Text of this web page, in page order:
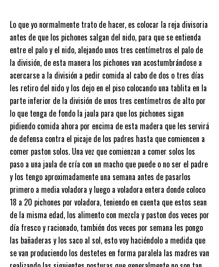
Lo que yo normalmente trato de hacer, es colocar la reja divisoria
antes de que los pichones salgan del nido, para que se entienda
entre el palo y el nido, alejando unos tres centímetros el palo de
la división, de esta manera los pichones van acostumbrándose a
acercarse a la división a pedir comida al cabo de dos o tres días
les retiro del nido y los dejo en el piso colocando una tablita en la
parte inferior de la división de unos tres centímetros de alto por
lo que tenga de fondo la jaula para que los pichones sigan
pidiendo comida ahora por encima de esta madera que les servirá
de defensa contra el picaje de los padres hasta que comiencen a
comer paston solos. Una vez que comienzan a comer solos los
paso a una jaula de cría con un macho que puede o no ser el padre
y los tengo aproximadamente una semana antes de pasarlos
primero a media voladora y luego a voladora entera donde coloco
18 a 20 pichones por voladora, teniendo en cuenta que estos sean
de la misma edad, los alimento con mezcla y paston dos veces por
día fresco y racionado, también dos veces por semana les pongo
las bañaderas y los saco al sol, esto voy haciéndolo a medida que
se van produciendo los destetes en forma paralela las madres van